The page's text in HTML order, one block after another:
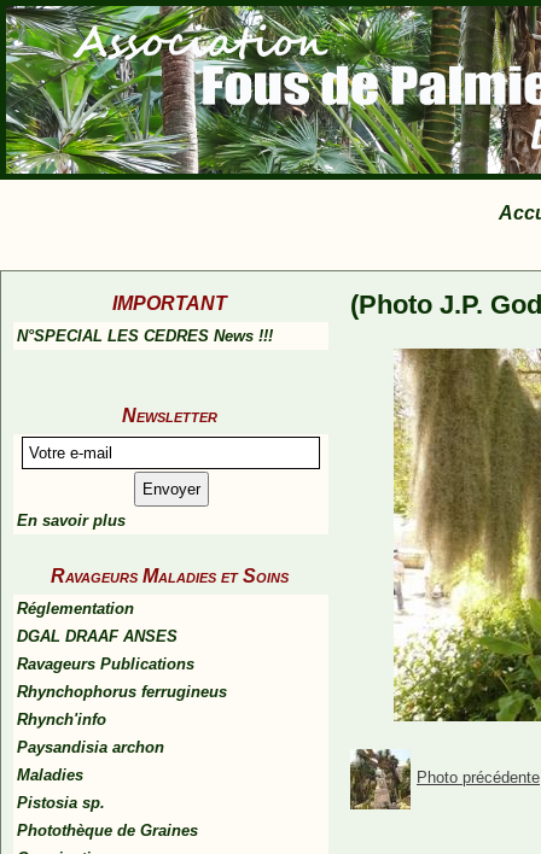
IMPORTANT
N°SPECIAL LES CEDRES News !!!
Newsletter
En savoir plus
Ravageurs Maladies et Soins
Réglementation
DGAL DRAAF ANSES
Ravageurs Publications
Rhynchophorus ferrugineus
Rhynch'info
Paysandisia archon
Maladies
Pistosia sp.
Photothèque de Graines
(Photo J.P.
Photo précédente